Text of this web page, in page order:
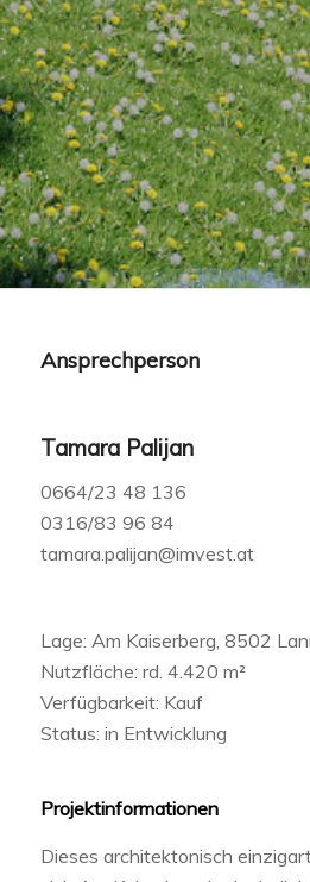
Ansprechperson
Tamara Palijan
0664/23 48 136
0316/83 96 84
tamara.palijan@imvest.at
Lage: Am Kaiserberg, 8502
Nutzfläche: rd. 4.420 m²
Verfügbarkeit: Kauf
Status: in Entwicklung
Projektinformationen
Dieses architektonisch